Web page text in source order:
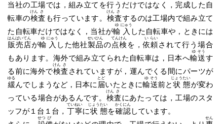
当社の工場では，組み立てを行うだけではなく，完成した自
転車の検
けん
査
さ
も行っています。 検
けん
査
さ
するのは工場内で組み立て
た自転車だけではなく，当社が輸
ゆ
入
にゅう
した自転車や，ときには
販
はん
売
ばい
店
てん
が輸
ゆ
入
にゅう
した他社製
せい
品
ひん
の点
てん
検
けん
を，依
い
頼
らい
されて行う場合
もあります。海外で組み立てられた自転車は，日本へ輸
ゆ
送
そう
す
る前に海外で検
けん
査
さ
されていますが，運んでくる間にパーツが
緩
ゆる
んでしまうなど，日本に 届
とど
いたときに輸
ゆ
送
そう
前と 状
じょう
態
たい
が変わ
っている場合があるんです。 検
けん
査
さ
にあたっては，工場のスタ
ッフが１台１台， 丁
てい
寧
ねい
に状
じょう
態
たい
を確
かく
認
にん
しています。
せつ び せん